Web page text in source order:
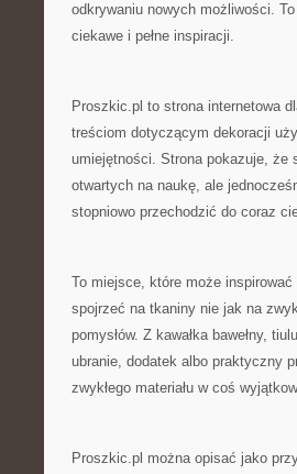
odkrywaniu nowych możliwości.
ciekawe i pełne inspiracji.
Proszkic.pl to strona internetowa
treściom dotyczącym dekoracji
umiejętności. Strona pokazuje,
otwartych na naukę, ale
stopniowo przechodzić do coraz
To miejsce, które może
spojrzeć na tkaniny nie jak na
pomysłów. Z kawałka bawełny,
ubranie, dodatek albo praktyczny
zwykłego materiału w coś
Proszkic.pl można opisać jako